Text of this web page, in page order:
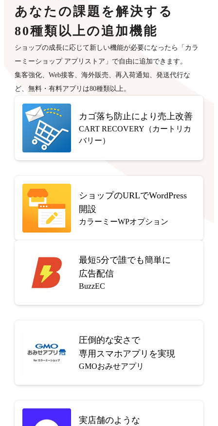
あなたの課題を解決する
80種類以上の追加機能
ショップの成長に応じて新しい機能が必要になったら「カラ
ーミーショップ アプリストア」で自由に追加できます。
集客強化、Web接客、海外販売、再入荷通知、発送代行な
ど、無料・有料アプリは80種類以上。
カゴ落ち防止により売上改善
CART RECOVERY（カートリカ
バリー）
ショップのURLでWordPress
開設
カラーミーWPオプション
最短5分で誰でも簡単に
広告配信
BuzzEC
圧倒的な安さで
専用スマホアプリを実現
GMOおみせアプリ
実店舗のような